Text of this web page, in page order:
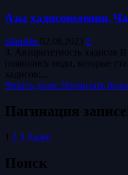
Азы хадисоведения.
islamkbr 02.08.2023 0
3. Авторитетность хадисов
появились люди, которые
хадисов:...
Читать далее Прочитать
Пагинация
1 2 3 Далее
Поиск